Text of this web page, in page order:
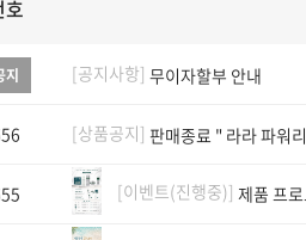
호
지 [공지사항] 무이자할부 안내
[상품공지] 판매종료 " 라라 파워
[이벤트(진행중)] 제품 프